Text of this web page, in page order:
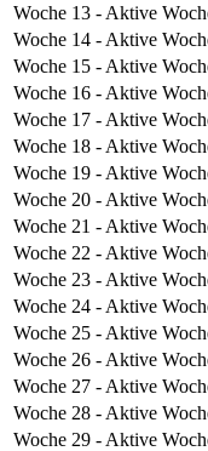
Woche 13 - Aktive
Woche 14 - Aktive
Woche 15 - Aktive
Woche 16 - Aktive
Woche 17 - Aktive
Woche 18 - Aktive
Woche 19 - Aktive
Woche 20 - Aktive
Woche 21 - Aktive
Woche 22 - Aktive
Woche 23 - Aktive
Woche 24 - Aktive
Woche 25 - Aktive
Woche 26 - Aktive
Woche 27 - Aktive
Woche 28 - Aktive
Woche 29 - Aktive